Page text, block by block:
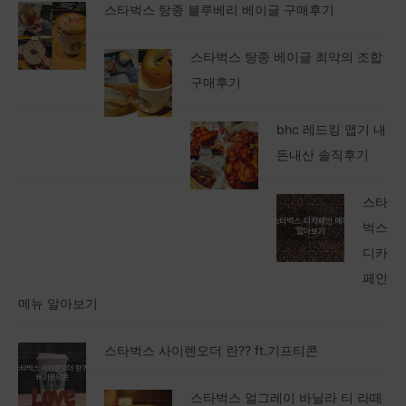
스타벅스 탕종 블루베리 베이글 구매후기
스타벅스 탕종 베이글 최악의 조합
구매후기
bhc 레드킹 맵기 내
돈내산 솔직후기
스타
벅스
디카
페인
메뉴 알아보기
스타벅스 사이렌오더 란?? ft.기프티콘
스타벅스 얼그레이 바닐라 티 라떼